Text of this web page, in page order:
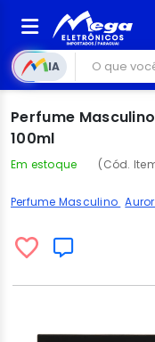
IA
Perfume
100ml
Em estoque (Cód.
Perfume Masculino